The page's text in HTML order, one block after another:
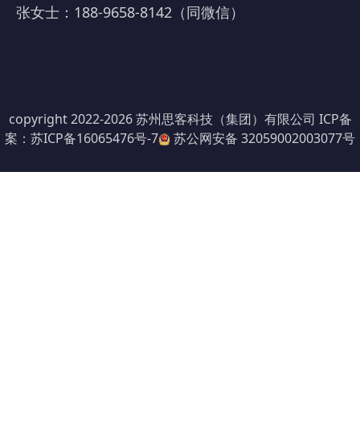
张女士：188-9658-8142（同微信）
copyright 2022-2026 苏州思客科技（集团）有限公司 ICP备
案：苏ICP备16065476号-7
苏公网安备 32059002003077号